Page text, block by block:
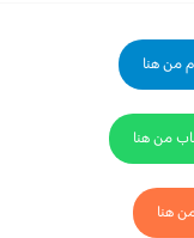
من هنا
من هنا
هنا